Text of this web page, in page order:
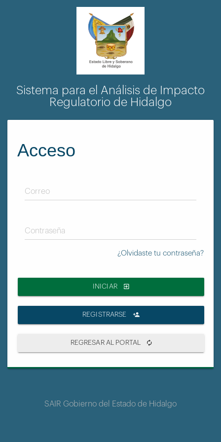
Sistema para el Análisis de Impacto
Regulatorio de Hidalgo
Acceso
¿Olvidaste tu contraseña?
INICIAR
REGISTRARSE
REGRESAR AL PORTAL
SAIR Gobierno del Estado de Hidalgo